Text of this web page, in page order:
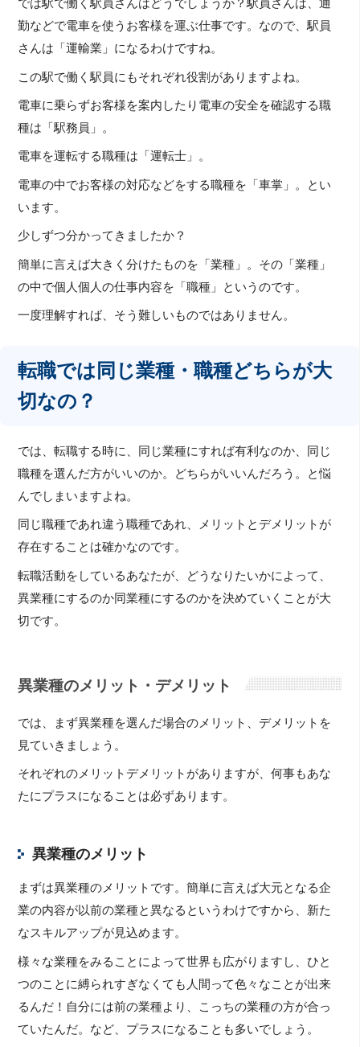
では駅で働く駅員さんはどうでしょうか？駅員さんは、通
勤などで電車を使うお客様を運ぶ仕事です。なので、駅員
さんは「運輸業」になるわけですね。
この駅で働く駅員にもそれぞれ役割がありますよね。
電車に乗らずお客様を案内したり電車の安全を確認する職
種は「駅務員」。
電車を運転する職種は「運転士」。
電車の中でお客様の対応などをする職種を「車掌」。とい
います。
少しずつ分かってきましたか？
簡単に言えば大きく分けたものを「業種」。その「業種」
の中で個人個人の仕事内容を「職種」というのです。
一度理解すれば、そう難しいものではありません。
転職では同じ業種・職種どちらが大
切なの？
では、転職する時に、同じ業種にすれば有利なのか、同じ
職種を選んだ方がいいのか。どちらがいいんだろう。と悩
んでしまいますよね。
同じ職種であれ違う職種であれ、メリットとデメリットが
存在することは確かなのです。
転職活動をしているあなたが、どうなりたいかによって、
異業種にするのか同業種にするのかを決めていくことが大
切です。
異業種のメリット・デメリット
では、まず異業種を選んだ場合のメリット、デメリットを
見ていきましょう。
それぞれのメリットデメリットがありますが、何事もあな
たにプラスになることは必ずあります。
異業種のメリット
まずは異業種のメリットです。簡単に言えば大元となる企
業の内容が以前の業種と異なるというわけですから、新た
なスキルアップが見込めます。
様々な業種をみることによって世界も広がりますし、ひと
つのことに縛られすぎなくても人間って色々なことが出来
るんだ！自分には前の業種より、こっちの業種の方が合っ
ていたんだ。など、プラスになることも多いでしょう。